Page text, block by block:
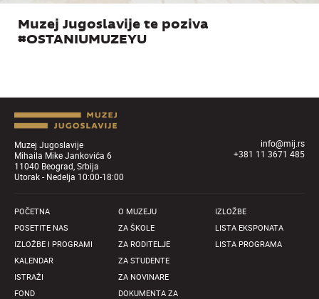
Muzej Jugoslavije te poziva
#OSTANIUMUZEYU
Muzej Jugoslavije
Mihaila Mike Jankovića 6
11040 Beograd, Srbija
Utorak - Nedelja 10:00-18:00
info@mij.rs
+381 11 3671 485
POČETNA
POSETITE NAS
IZLOŽBE I PROGRAMI
KALENDAR
ISTRAŽI
FOND
O MUZEJU
ZA ŠKOLE
ZA RODITELJE
ZA STUDENTE
ZA NOVINARE
DOKUMENTA ZA
IZLOŽBE
LISTA EKSPONATA
LISTA PROGRAMA